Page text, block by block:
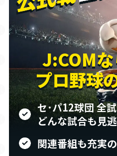
J:COM
プロ野球
セ･パ12球団 全
どんな試合も見
関連番組も充実